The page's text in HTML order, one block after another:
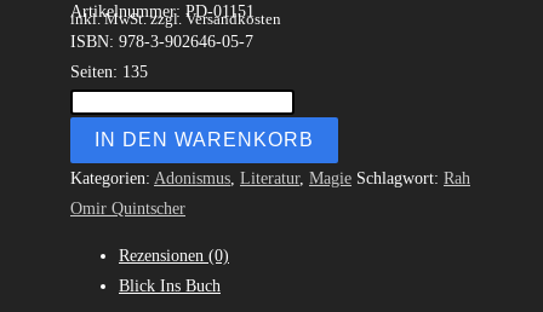
inkl. MwSt. zzgl. Versandkosten
Artikelnummer: PD-01151
ISBN: 978-3-902646-05-7
Seiten: 135
IN DEN WARENKORB
Kategorien: Adonismus Literatur, Magie Schlagwort: Rah
Omir Quintscher
Rezensionen (0)
Blick Ins Buch